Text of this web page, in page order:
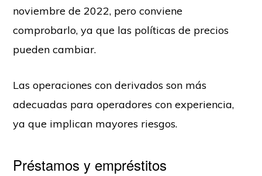
noviembre de 2022, pero conviene
comprobarlo, ya que las políticas de precios
pueden cambiar.
Las operaciones con derivados son más
adecuadas para operadores con experiencia,
ya que implican mayores riesgos.
Préstamos y empréstitos